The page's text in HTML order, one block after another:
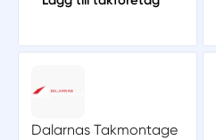
Dalarnas Takmontage